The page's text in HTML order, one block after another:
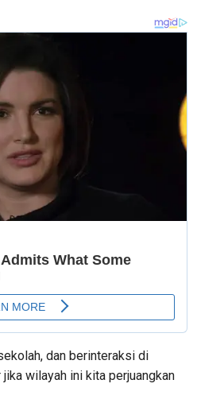
dan berinteraksi di
wilayah ini kita perjuangkan